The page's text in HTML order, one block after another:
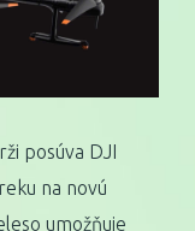
posúva DJI
na novú
umožňuje